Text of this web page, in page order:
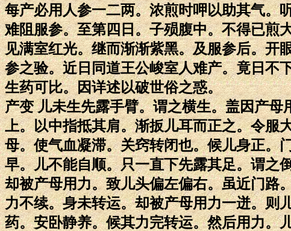
每产必用人参一二两。浓煎时呷以助其气。
难阻服参。至第四日。子殒腹中。不得已煎
见满室红光。继而渐渐紫黑。及服参后。开
参之验。近日同道王公峻室人难产。竟日不
生药可比。因详述以破世俗之惑。
产变 儿未生先露手臂。谓之横生。盖因产
上。以中指抵其肩。渐扳儿耳而正之。令服
母。使气血凝滞。关窍转闭也。候儿身正。
早。儿不能自顺。只一直下先露其足。谓之
却被产母用力。致儿头偏左偏右。虽近门路
力不续。身未转运。却被产母用力一迸。则
药。安卧静养。候其力完转运。然后用力。